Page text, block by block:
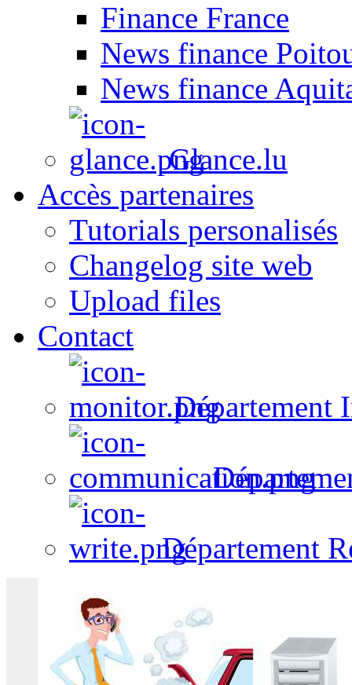
Finance France
News finance
News finance
Glance.lu
Accès partenaires
Tutorials personalisés
Changelog site web
Upload files
Contact
Département
Département